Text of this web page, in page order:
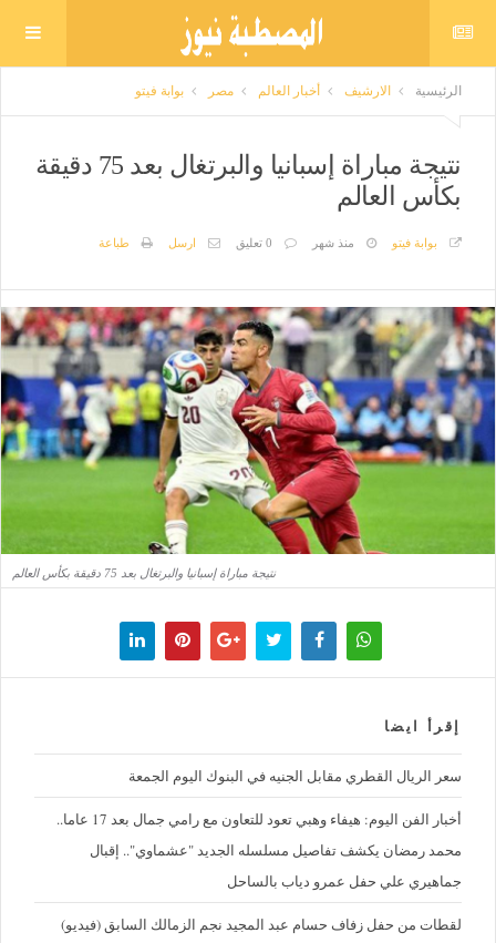
الرئيسية الارشيف أخبار العالم مصر بوابة فيتو
نتيجة مباراة إسبانيا والبرتغال بعد 75 دقيقة
بكأس العالم
بوابة فيتو منذ شهر 0 تعليق ارسل طباعة
نتيجة مباراة إسبانيا والبرتغال بعد 75 دقيقة بكأس العالم
إقرأ ايضا
سعر الريال القطري مقابل الجنيه في البنوك اليوم الجمعة
أخبار الفن اليوم: هيفاء وهبي تعود للتعاون مع رامي جمال بعد 17 عاما..
محمد رمضان يكشف تفاصيل مسلسله الجديد "عشماوي".. إقبال
جماهيري علي حفل عمرو دياب بالساحل
لقطات من حفل زفاف حسام عبد المجيد نجم الزمالك السابق (فيديو)